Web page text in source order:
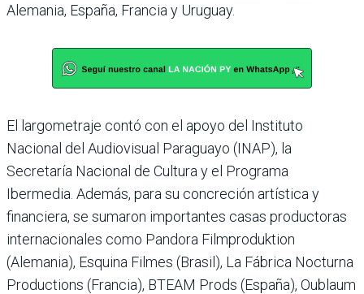
Alemania, España, Francia y Uruguay.
El largometraje contó con el apoyo del Instituto
Nacional del Audiovisual Paraguayo (INAP), la
Secretaría Nacional de Cultura y el Programa
Ibermedia. Además, para su concreción artística y
financiera, se sumaron importantes casas productoras
internacionales como Pandora Filmproduktion
(Alemania), Esquina Filmes (Brasil), La Fábrica Nocturna
Productions (Francia), BTEAM Prods (España), Oublaum